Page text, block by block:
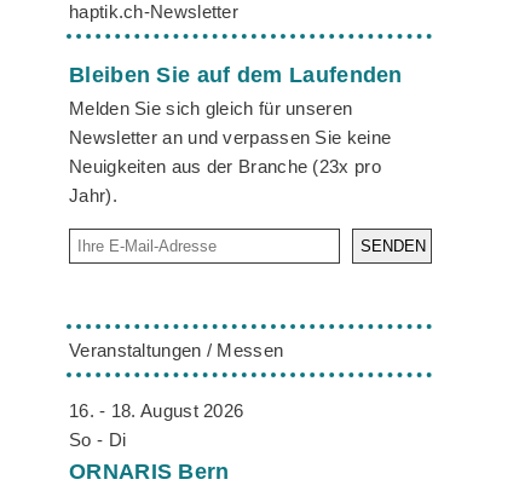
haptik.ch-Newsletter
Bleiben Sie auf dem Laufenden
Melden Sie sich gleich für unseren
Newsletter an und verpassen Sie keine
Neuigkeiten aus der Branche (23x pro
Jahr).
SENDEN
Veranstaltungen / Messen
16. - 18. August 2026
So - Di
ORNARIS Bern